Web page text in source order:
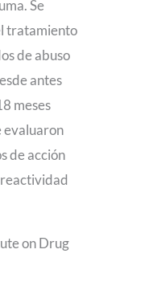
Se
tratamiento
de abuso
antes
meses
evaluaron
de acción
on Drug